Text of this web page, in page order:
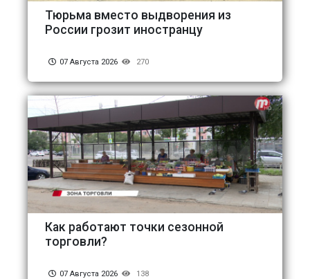
Тюрьма вместо выдворения из
России грозит иностранцу
07 Августа 2026 270
Как работают точки сезонной
торговли?
07 Августа 2026 138